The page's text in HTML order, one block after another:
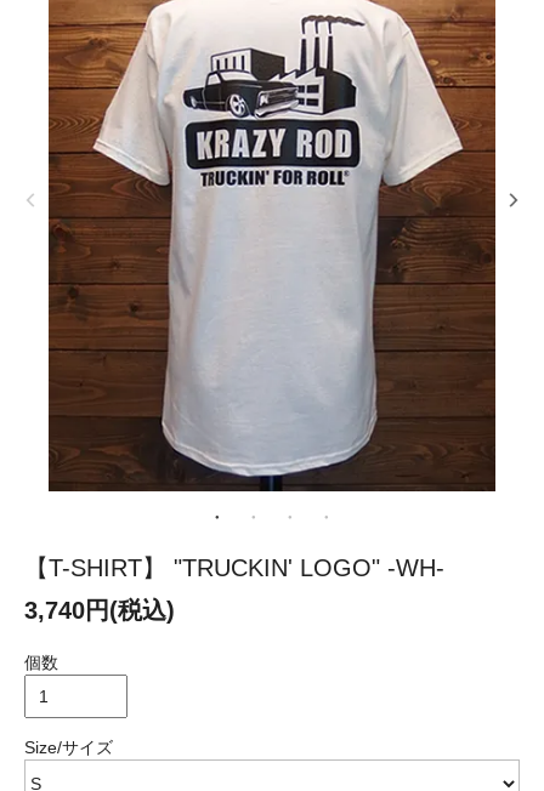
【T-SHIRT】 "TRUCKIN' LOGO" -WH-
3,740円(税込)
個数
Size/サイズ